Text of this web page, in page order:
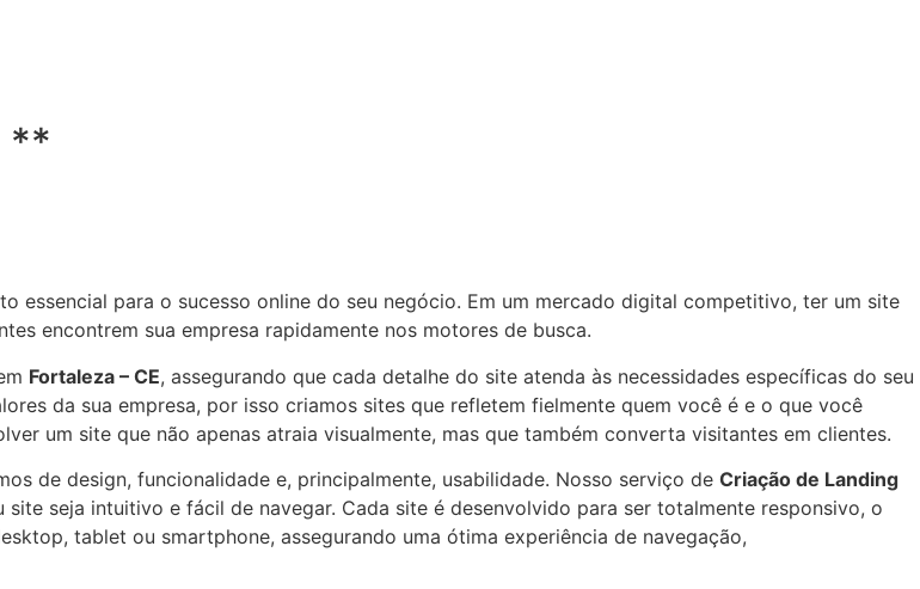
**
essencial para o sucesso online do seu negócio. Em um mercado digital competitivo, ter um site
encontrem sua empresa rapidamente nos motores de busca.
Fortaleza – CE, assegurando que cada detalhe do site atenda às necessidades específicas do seu
da sua empresa, por isso criamos sites que refletem fielmente quem você é e o que você
um site que não apenas atraia visualmente, mas que também converta visitantes em clientes.
de design, funcionalidade e, principalmente, usabilidade. Nosso serviço de Criação de Landing
seja intuitivo e fácil de navegar. Cada site é desenvolvido para ser totalmente responsivo, o
tablet ou smartphone, assegurando uma ótima experiência de navegação,